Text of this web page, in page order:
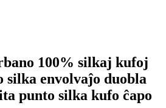
100% silkaj kufoj
silka envolvaĵo duobla
punto silka kufo ĉapo